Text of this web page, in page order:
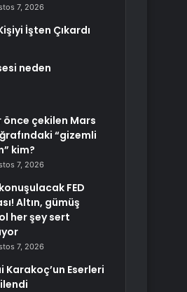
7, 2026
İşten Çıkardı
neden
önce çekilen Mars
“gizemli
kim?
7, 2026
FED
Altın, gümüş
her şey sert
7, 2026
Karakoç’un Eserleri